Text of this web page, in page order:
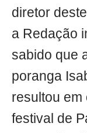
diretor
a Redação
sabido que
poranga
resultou em
festival de